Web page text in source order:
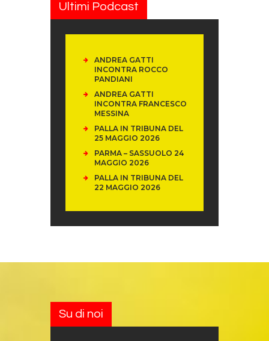
Ultimi Podcast
ANDREA GATTI
INCONTRA ROCCO
PANDIANI
ANDREA GATTI
INCONTRA FRANCESCO
MESSINA
PALLA IN TRIBUNA DEL
25 MAGGIO 2026
PARMA – SASSUOLO 24
MAGGIO 2026
PALLA IN TRIBUNA DEL
22 MAGGIO 2026
Su di noi